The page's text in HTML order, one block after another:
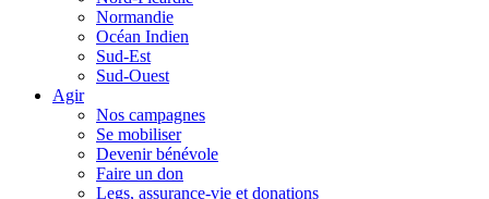
Normandie
Océan Indien
Sud-Est
Sud-Ouest
Agir
Nos campagnes
Se mobiliser
Devenir bénévole
Faire un don
Legs, assurance-vie et donations